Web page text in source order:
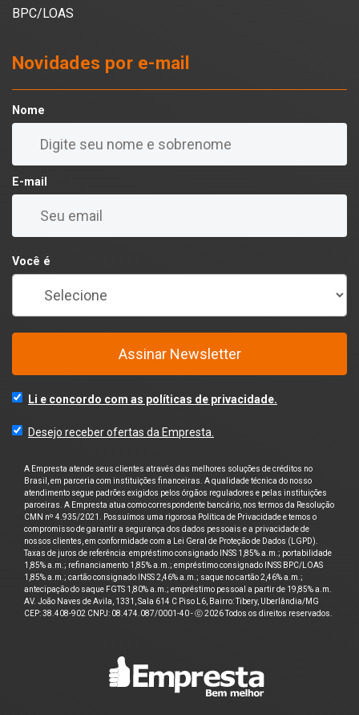
BPC/LOAS
Novidades por e-mail
Nome
E-mail
Você é
Assinar Newsletter
Li e concordo com as políticas de privacidade.
Desejo receber ofertas da Empresta.
A Empresta atende seus clientes através das melhores soluções de créditos no
Brasil, em parceria com instituições financeiras. A qualidade técnica do nosso
atendimento segue padrões exigidos pelos órgãos reguladores e pelas instituições
parceiras. A Empresta atua como correspondente bancário, nos termos da Resolução
CMN nº 4.935/2021. Possuímos uma rigorosa Política de Privacidade e temos o
compromisso de garantir a segurança dos dados pessoais e a privacidade de
nossos clientes, em conformidade com a Lei Geral de Proteção de Dados (LGPD).
Taxas de juros de referência: empréstimo consignado INSS 1,85% a.m.; portabilidade
1,85% a.m.; refinanciamento 1,85% a.m.; empréstimo consignado INSS BPC/LOAS
1,85% a.m.; cartão consignado INSS 2,46% a.m.; saque no cartão 2,46% a.m.;
antecipação do saque FGTS 1,80% a.m.; empréstimo pessoal a partir de 19,85% a.m.
AV. João Naves de Avila, 1331, Sala 614 C Piso L6, Bairro: Tibery, Uberlândia/MG
CEP: 38.408-902 CNPJ: 08.474.087/0001-40 - ⓒ 2026 Todos os direitos reservados.